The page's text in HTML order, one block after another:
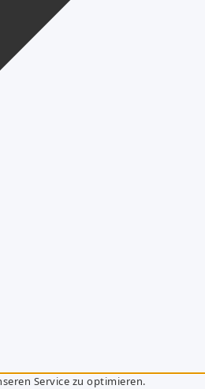
Service zu optimieren.